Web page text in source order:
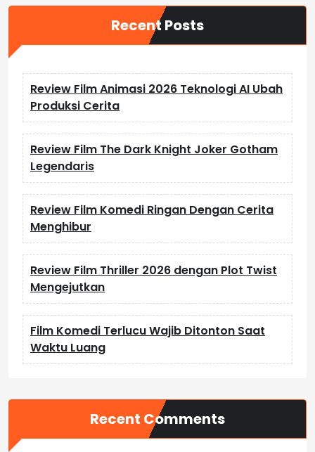
Recent Posts
Review Film Animasi 2026 Teknologi AI Ubah
Produksi Cerita
Review Film The Dark Knight Joker Gotham
Legendaris
Review Film Komedi Ringan Dengan Cerita
Menghibur
Review Film Thriller 2026 dengan Plot Twist
Mengejutkan
Film Komedi Terlucu Wajib Ditonton Saat
Waktu Luang
Recent Comments